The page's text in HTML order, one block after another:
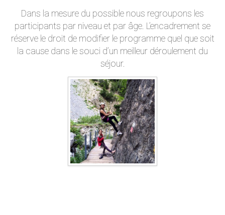
Dans la mesure du possible nous regroupons les
participants par niveau et par âge. L’encadrement se
réserve le droit de modifier le programme quel que soit
la cause dans le souci d’un meilleur déroulement du
séjour.